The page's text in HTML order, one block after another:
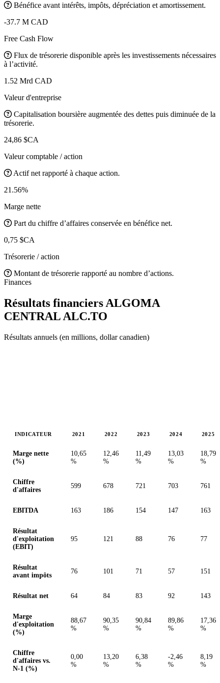
Bénéfice avant intérêts, impôts, dépréciation et amortissement.
-37.7 M CAD
Free Cash Flow
Flux de trésorerie disponible après les investissements nécessaires
à l’activité.
1.52 Mrd CAD
Valeur d'entreprise
Capitalisation boursière augmentée des dettes puis diminuée de la
trésorerie.
24,86 $CA
Valeur comptable / action
Actif net rapporté à chaque action.
21.56%
Marge nette
Part du chiffre d’affaires conservée en bénéfice net.
0,75 $CA
Trésorerie / action
Montant de trésorerie rapporté au nombre d’actions.
Finances
Résultats financiers ALGOMA
CENTRAL ALC.TO
Résultats annuels (en millions, dollar canadien)
INDICATEUR 2021 2022 2023 2024 2025
Marge nette
(%)
10,65
%
12,46
%
11,49
%
13,03
%
18,79
%
Chiffre
d'affaires
599 678 721 703 761
EBITDA 163 186 154 147 163
Résultat
d'exploitation
(EBIT)
95 121 88 76 77
Résultat
avant impôts
76 101 71 57 151
Résultat net 64 84 83 92 143
Marge
d'exploitation
(%)
88,67
%
90,35
%
90,84
%
89,86
%
17,36
%
Chiffre
d'affaires vs.
N-1 (%)
0,00
%
13,20
%
6,38
%
-2,46
%
8,19
%